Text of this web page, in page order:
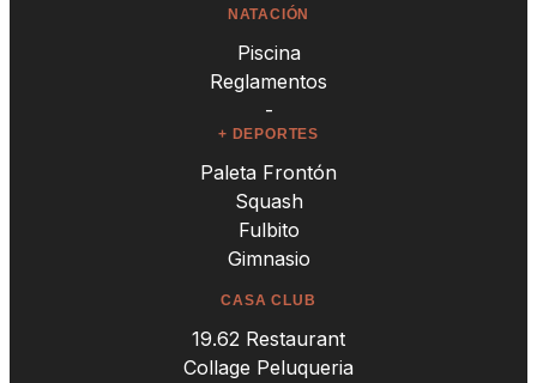
NATACIÓN
Piscina
Reglamentos
-
+ DEPORTES
Paleta Frontón
Squash
Fulbito
Gimnasio
CASA CLUB
19.62 Restaurant
Collage Peluqueria